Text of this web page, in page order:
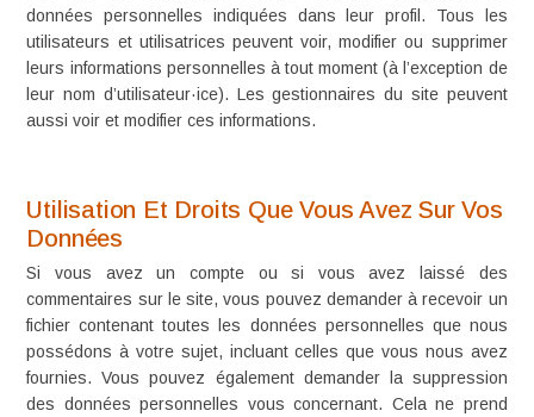
données personnelles indiquées dans leur profil. Tous les
utilisateurs et utilisatrices peuvent voir, modifier ou supprimer
leurs informations personnelles à tout moment (à l’exception de
leur nom d’utilisateur·ice). Les gestionnaires du site peuvent
aussi voir et modifier ces informations.
Utilisation Et Droits Que Vous Avez Sur Vos
Données
Si vous avez un compte ou si vous avez laissé des
commentaires sur le site, vous pouvez demander à recevoir un
fichier contenant toutes les données personnelles que nous
possédons à votre sujet, incluant celles que vous nous avez
fournies. Vous pouvez également demander la suppression
des données personnelles vous concernant. Cela ne prend